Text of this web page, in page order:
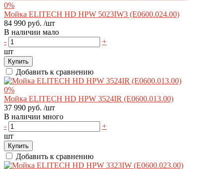
0%
Мойка ELITECH HD HPW 5023IW3 (E0600.024.00)
84 990 руб. /шт
В наличии мало
-
+
шт
Купить
Добавить к сравнению
0%
Мойка ELITECH HD HPW 3524IR (E0600.013.00)
37 990 руб. /шт
В наличии много
-
+
шт
Купить
Добавить к сравнению